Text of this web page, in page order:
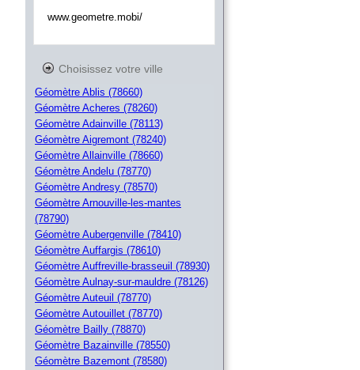
www.geometre.mobi/
Choisissez votre ville
Géomètre Ablis (78660)
Géomètre Acheres (78260)
Géomètre Adainville (78113)
Géomètre Aigremont (78240)
Géomètre Allainville (78660)
Géomètre Andelu (78770)
Géomètre Andresy (78570)
Géomètre Arnouville-les-mantes
(78790)
Géomètre Aubergenville (78410)
Géomètre Auffargis (78610)
Géomètre Auffreville-brasseuil (78930)
Géomètre Aulnay-sur-mauldre (78126)
Géomètre Auteuil (78770)
Géomètre Autouillet (78770)
Géomètre Bailly (78870)
Géomètre Bazainville (78550)
Géomètre Bazemont (78580)